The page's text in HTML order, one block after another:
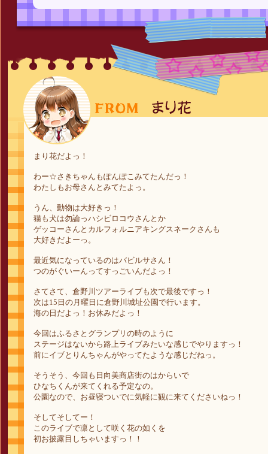
まり花だよっ！
わー☆さきちゃんもぽんぽこみてたんだっ！
わたしもお母さんとみてたよっ。
うん、動物は大好きっ！
猫も犬は勿論っハシビロコウさんとか
ゲッコーさんとカルフォルニアキングスネークさんも
大好きだよーっ。
最近気になっているのはバビルサさん！
つのがぐいーんってすっごいんだよっ！
さてさて、倉野川ツアーライブも次で最後ですっ！
次は15日の月曜日に倉野川城址公園で行います。
海の日だよっ！お休みだよっ！
今回はふるさとグランプリの時のように
ステージはないから路上ライブみたいな感じでやりますっ！
前にイブとりんちゃんがやってたような感じだねっ。
そうそう、今回も日向美商店街のはからいで
ひなちくんが来てくれる予定なの。
公園なので、お昼寝ついでに気軽に観に来てくださいねっ！
そしてそしてー！
このライブで凛として咲く花の如くを
初お披露目しちゃいますっ！！